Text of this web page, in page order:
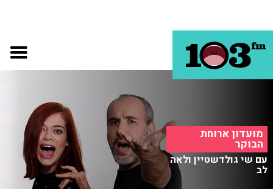
מועדון ארוחת
הבוקר
עם שי גולדשטיין ולאה
לב